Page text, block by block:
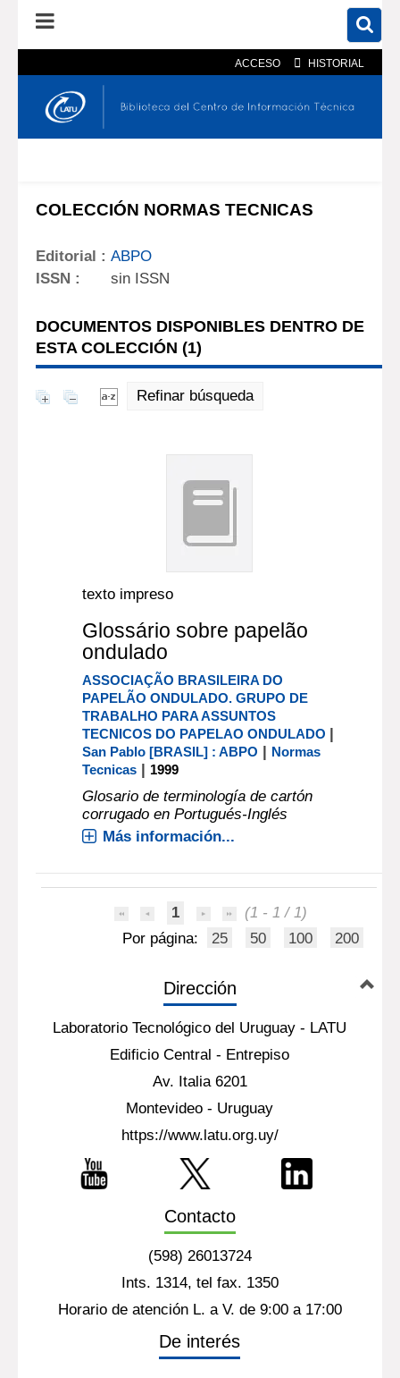
ACCESO HISTORIAL
En el catálogo En el sitio
COLECCIÓN NORMAS TECNICAS
Editorial : ABPO
ISSN :
sin ISSN
DOCUMENTOS DISPONIBLES DENTRO DE
ESTA COLECCIÓN (1)
Refinar búsqueda
texto impreso
Glossário sobre papelão
ondulado
ASSOCIAÇÃO BRASILEIRA DO
PAPELÃO ONDULADO. GRUPO DE
TRABALHO PARA ASSUNTOS
TECNICOS DO PAPELAO ONDULADO |
San Pablo [BRASIL] : ABPO | Normas
Tecnicas | 1999
Glosario de terminología de cartón
corrugado en Portugués-Inglés
Más información...
1
(1 - 1 / 1)
Por página:
25 50 100 200
Dirección
Laboratorio Tecnológico del Uruguay - LATU
Edificio Central - Entrepiso
Av. Italia 6201
Montevideo - Uruguay
https://www.latu.org.uy/
Contacto
(598) 26013724
Ints. 1314, tel fax. 1350
Horario de atención L. a V. de 9:00 a 17:00
De interés